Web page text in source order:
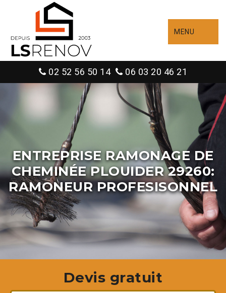
MENU
02 52 56 50 14 06 03 20 46 21
ENTREPRISE RAMONAGE DE
CHEMINÉE PLOUIDER 29260:
RAMONEUR PROFESISONNEL
Devis gratuit